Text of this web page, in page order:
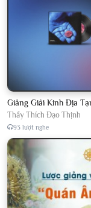
Thầy Thích Đạo Thịnh
93 lượt nghe